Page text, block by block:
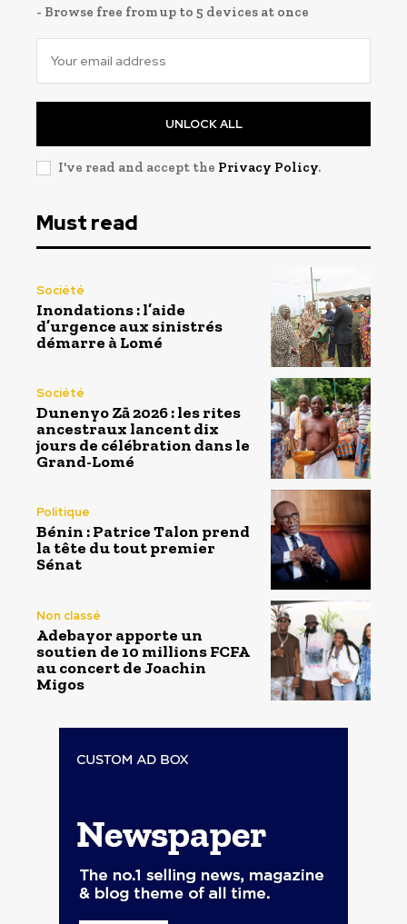
- Browse free from up to 5 devices at once
UNLOCK ALL
I've read and accept the Privacy Policy.
Must read
Société
Inondations : l’aide
d’urgence aux sinistrés
démarre à Lomé
Société
Dunenyo Zā 2026 : les rites
ancestraux lancent dix
jours de célébration dans le
Grand-Lomé
Politique
Bénin : Patrice Talon prend
la tête du tout premier
Sénat
Non classé
Adebayor apporte un
soutien de 10 millions FCFA
au concert de Joachin
Migos